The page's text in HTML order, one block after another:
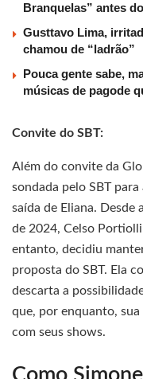
Branquelas” antes
Gusttavo Lima,
chamou de “ladrão”
Pouca gente sabe,
músicas de pagode
Convite do SBT:
Além do convite da
sondada pelo SBT
saída de Eliana. Desde
de 2024, Celso
entanto, decidiu
proposta do SBT. Ela
descarta a
que, por enquanto,
com seus shows.
Como